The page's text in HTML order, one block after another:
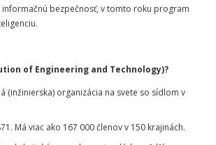
bezpečnosť, v tomto roku program
of Engineering and Technology)?
(inžinierska) organizácia na svete so sídlom v
Má viac ako 167 000 členov v 150 krajinách.